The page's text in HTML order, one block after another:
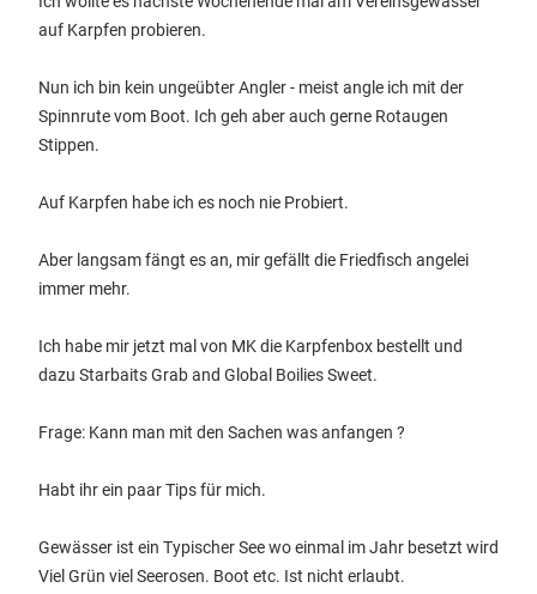
auf Karpfen probieren.
Nun ich bin kein ungeübter Angler - meist angle ich mit der
Spinnrute vom Boot. Ich geh aber auch gerne Rotaugen
Stippen.
Auf Karpfen habe ich es noch nie Probiert.
Aber langsam fängt es an, mir gefällt die Friedfisch angelei
immer mehr.
Ich habe mir jetzt mal von MK die Karpfenbox bestellt und
dazu Starbaits Grab and Global Boilies Sweet.
Frage: Kann man mit den Sachen was anfangen ?
Habt ihr ein paar Tips für mich.
Gewässer ist ein Typischer See wo einmal im Jahr besetzt wird
Viel Grün viel Seerosen. Boot etc. Ist nicht erlaubt.